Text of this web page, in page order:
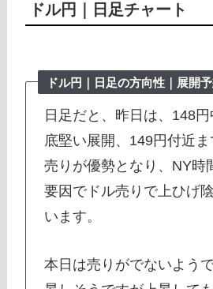
ドル円｜日足チャート
ドル円｜日足の方向性｜展開
日足だと、昨日は、148
底堅い展開、149円付近ま
売りが優勢となり、NY時
要因でドル売りで上ひげ
います。
本日は売りがでないよう